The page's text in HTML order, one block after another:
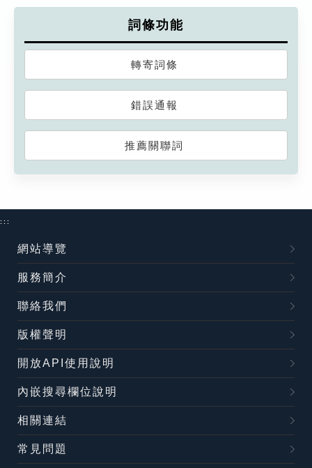
詞條功能
轉寄詞條
錯誤通報
推薦關聯詞
:::
網站導覽
服務簡介
聯絡我們
版權聲明
開放API使用說明
內嵌搜尋欄位說明
相關連結
常見問題